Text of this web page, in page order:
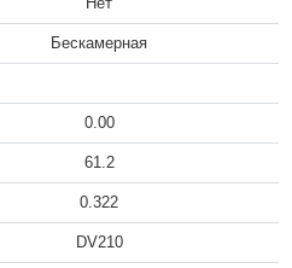
Бескамерная
0.00
61.2
0.322
DV210